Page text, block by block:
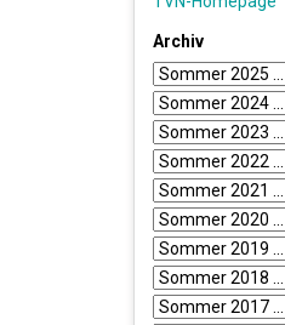
Archiv